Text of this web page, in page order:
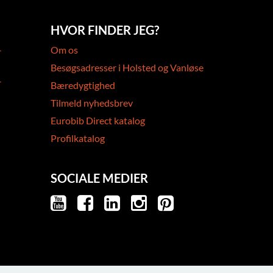
HVOR FINDER JEG?
Om os
Besøgsadresser i Holsted og Vanløse
Bæredygtighed
Tilmeld nyhedsbrev
Eurobib Direct katalog
Profilkatalog
SOCIALE MEDIER